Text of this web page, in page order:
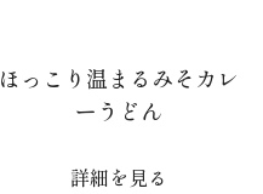
ほっこり温まるみそカレ
ーうどん
詳細を見る